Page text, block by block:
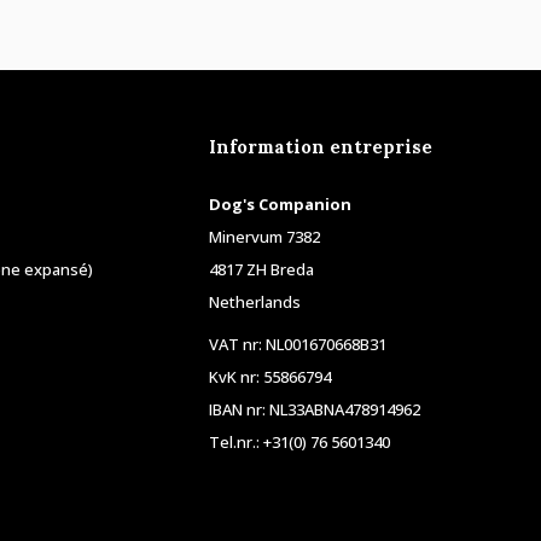
expansé)
Information entreprise
Dog's Companion
Minervum 7382
4817 ZH Breda
Netherlands
VAT nr: NL001670668B31
KvK nr: 55866794
IBAN nr: NL33ABNA478914962
Tel.nr.: +31(0) 76 5601340